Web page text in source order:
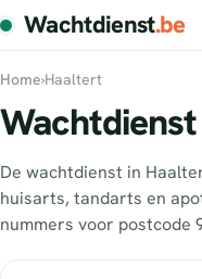
Wachtdienst.be
Home›Haaltert
De wachtdienst in
huisarts, tandarts en
nummers voor postcode